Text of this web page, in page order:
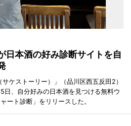
日本酒の好み診断サイトを自
ケストーリー）」（品川区西五反田2）
日、自分好みの日本酒を見つける無料ウ
ート診断」をリリースした。